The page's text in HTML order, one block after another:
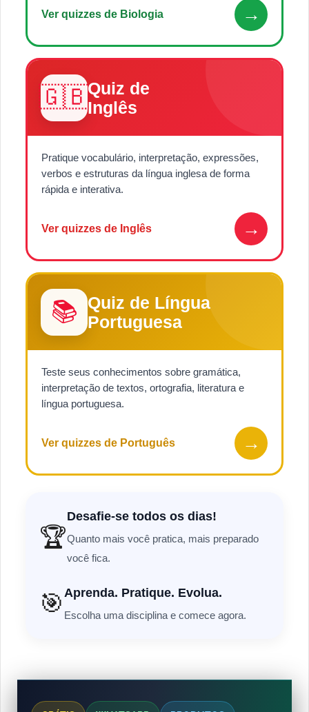
Ver quizzes de Biologia →
🇬🇧Quiz de
Inglês
Pratique vocabulário, interpretação, expressões,
verbos e estruturas da língua inglesa de forma
rápida e interativa.
Ver quizzes de Inglês →
📚
Quiz de Língua
Portuguesa
Teste seus conhecimentos sobre gramática,
interpretação de textos, ortografia, literatura e
língua portuguesa.
Ver quizzes de Português →
🏆
Desafie-se todos os dias!
Quanto mais você pratica, mais preparado
você fica.
🎯 Aprenda. Pratique. Evolua.
Escolha uma disciplina e comece agora.